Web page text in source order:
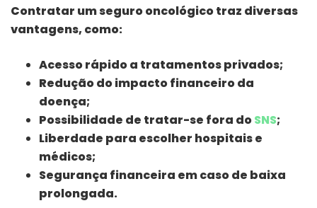
Contratar um seguro oncológico traz diversas
vantagens, como:
Acesso rápido a tratamentos privados;
Redução do impacto financeiro da
doença;
Possibilidade de tratar-se fora doSNS;
Liberdade para escolher hospitais e
médicos;
Segurança financeira em caso de baixa
prolongada.